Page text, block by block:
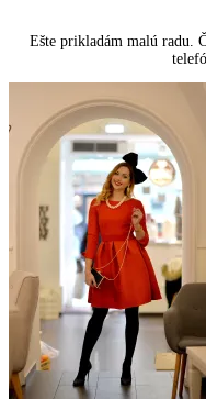
Ešte prikladám malú radu.